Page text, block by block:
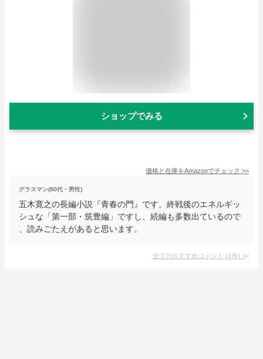
ショップでみる
価格と在庫をAmazonでチェック >>
グラスマン(60代・男性)
五木寛之の長編小説『青春の門』です。終戦後のエネルギッ
シュな「第一部・筑豊編」ですし、続編も多数出ているので
、読みごたえがあると思います。
全てのおすすめコメント (1件) >